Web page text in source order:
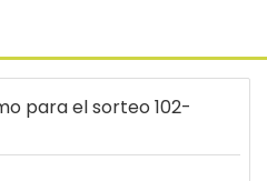
para el sorteo 102-